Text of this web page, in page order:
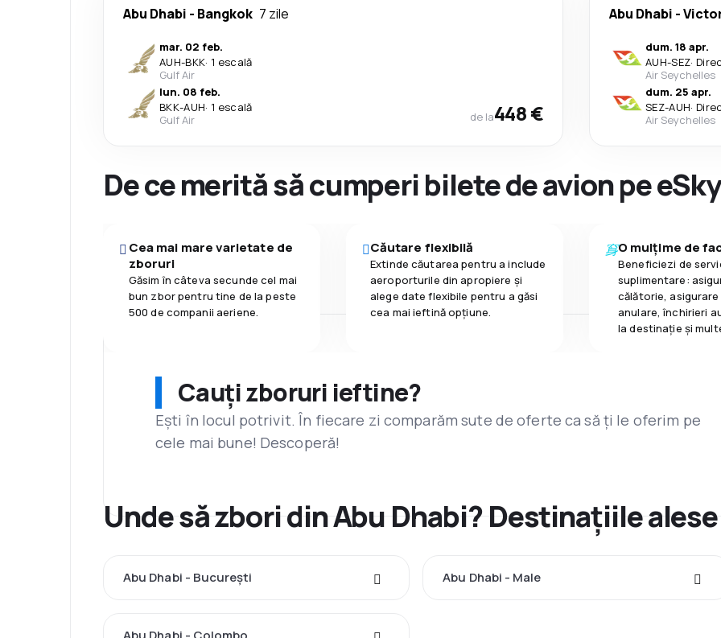
Abu Dhabi - Bangkok 7 zile
mar. 02 feb.
AUH-BKK· 1 escală
Gulf Air
lun. 08 feb.
BKK-AUH· 1 escală
Gulf Air
de la448 €
Abu Dhabi -
dum. 18 apr.
AUH-SEZ·
Air Seychelles
dum. 25 apr.
SEZ-AUH·
Air Seychelles
De ce merită să cumperi bilete de avion pe
Cea mai mare varietate de
zboruri
Găsim în câteva secunde cel mai
bun zbor pentru tine de la peste
500 de companii aeriene.
Căutare flexibilă
Extinde căutarea pentru a include
aeroporturile din apropiere și
alege date flexibile pentru a găsi
cea mai ieftină opțiune.
O mulțime de
Beneficiezi de
suplimentare:
călătorie,
anulare, închirieri
la destinaţie și
Cauți zboruri ieftine?
Ești în locul potrivit. În fiecare zi comparăm sute de oferte ca să ți le oferim pe
cele mai bune! Descoperă!
Unde să zbori din Abu Dhabi? Destinațiile
Abu Dhabi - București Abu Dhabi - Male